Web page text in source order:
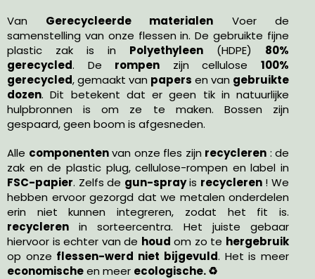
Van Gerecycleerde materialen Voer de
samenstelling van onze flessen in. De gebruikte fijne
plastic zak is in Polyethyleen (HDPE) 80%
gerecycled. De rompen zijn cellulose100%
gerecycled, gemaakt van papers en van gebruikte
dozen. Dit betekent dat er geen tik in natuurlijke
hulpbronnen is om ze te maken. Bossen zijn
gespaard, geen boom is afgesneden.
Alle componentenvan onze fles zijn recycleren : de
zak en de plastic plug, cellulose-rompen en label in
FSC-papier. Zelfs de gun-sprayis recycleren! We
hebben ervoor gezorgd dat we metalen onderdelen
erin niet kunnen integreren, zodat het fit is.
recycleren in sorteercentra. Het juiste gebaar
hiervoor is echter van de houd om zo te hergebruik
op onze flessen-werd niet bijgevuld. Het is meer
economischeen meer ecologische. ♻️